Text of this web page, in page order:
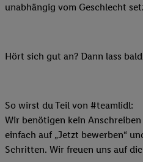
unabhängig vom Geschlecht
Hört sich gut an? Dann lass
So wirst du Teil von #teamlidl:
Wir benötigen kein
einfach auf „Jetzt bewerben“
Schritten. Wir freuen uns auf